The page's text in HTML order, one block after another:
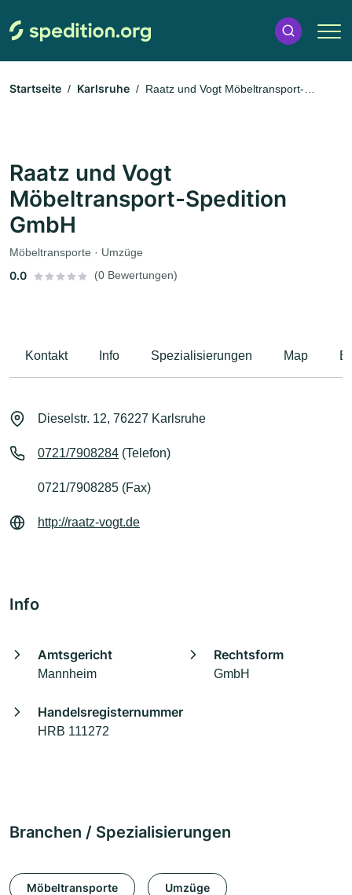
Startseite Karlsruhe
Raatz und Vogt Möbeltransport-
Raatz und Vogt
Möbeltransport-Spedition
GmbH
Möbeltransporte · Umzüge
0.0 (0 Bewertungen)
Kontakt Info Spezialisierungen Map
Dieselstr. 12, 76227 Karlsruhe
0721/7908284 (Telefon)
0721/7908285 (Fax)
http://raatz-vogt.de
Info
Amtsgericht
Mannheim
Rechtsform
GmbH
Handelsregisternummer
HRB 111272
Branchen / Spezialisierungen
Möbeltransporte Umzüge